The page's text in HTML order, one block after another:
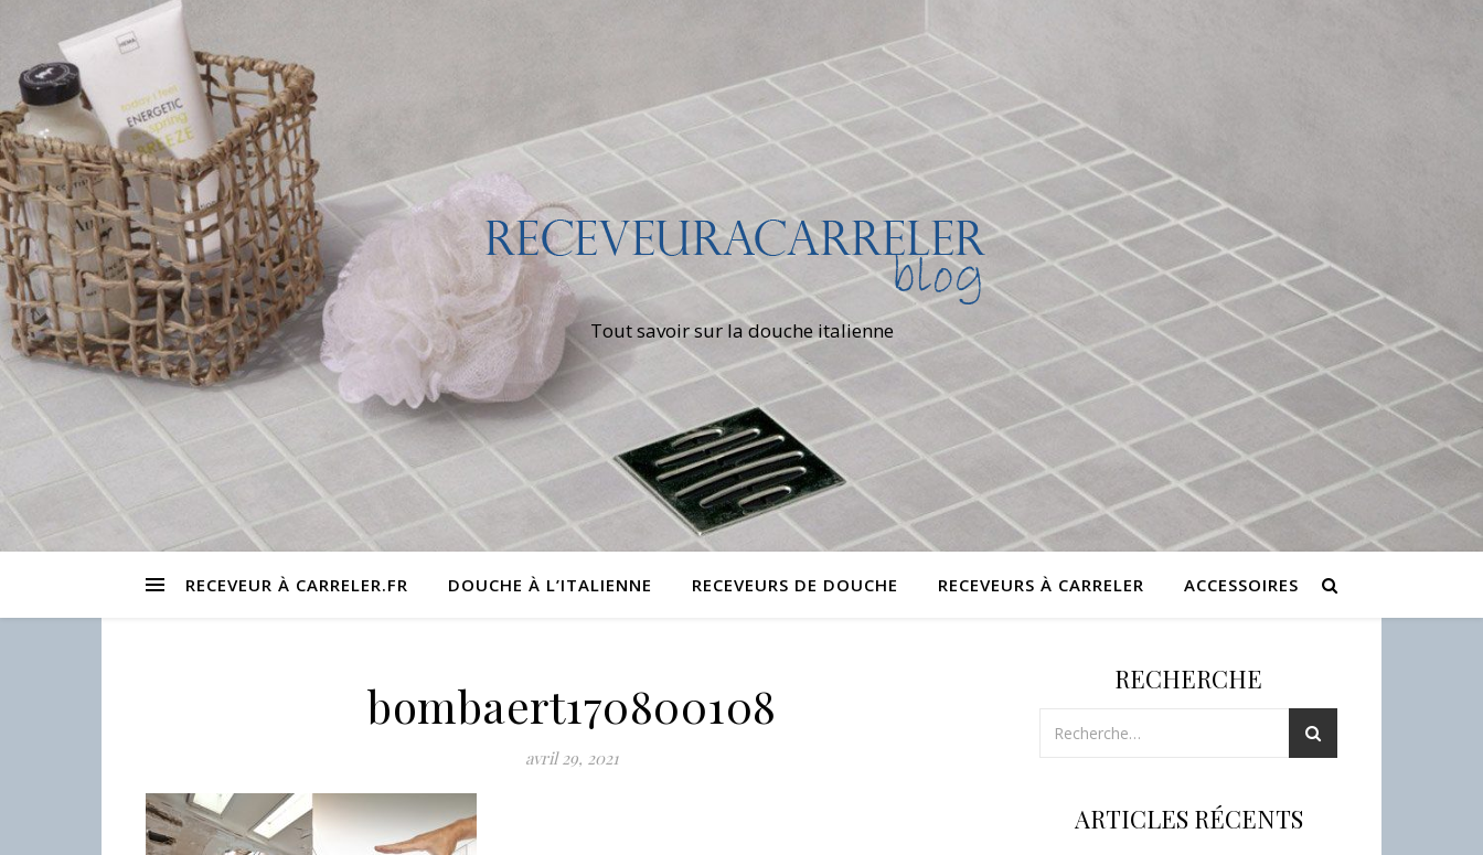
Tout savoir sur la douche italienne
RECEVEUR À CARRELER.FR DOUCHE À L’ITALIENNE RECEVEURS DE DOUCHE RECEVEURS À CARRELER ACCESSOIRES
bombaert170800108
avril 29, 2021
RECHERCHE
ARTICLES RÉCENTS